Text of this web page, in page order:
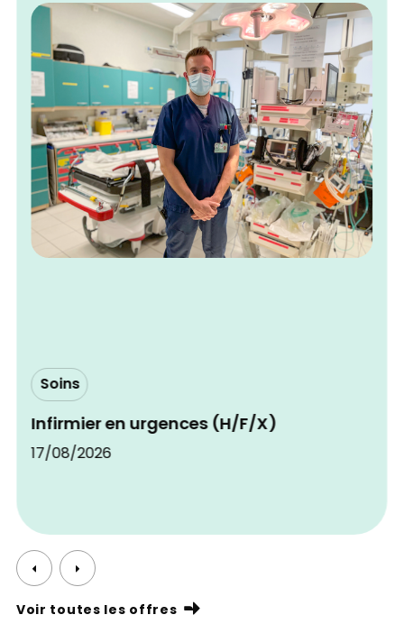
Soins
Infirmier en urgences (H/F/X)
17/08/2026
Voir toutes les offres